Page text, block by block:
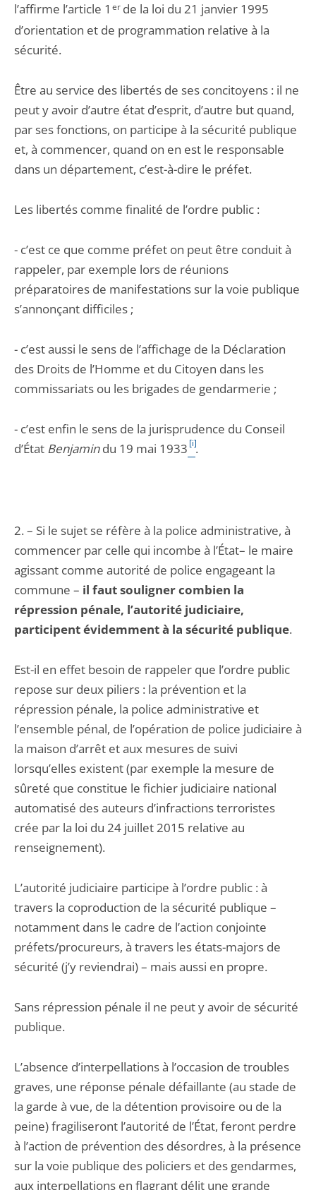
l’affirme l’article 1 erde la loi du 21 janvier 1995
d’orientation et de programmation relative à la
sécurité.
Être au service des libertés de ses concitoyens : il ne
peut y avoir d’autre état d’esprit, d’autre but quand,
par ses fonctions, on participe à la sécurité publique
et, à commencer, quand on en est le responsable
dans un département, c’est-à-dire le préfet.
Les libertés comme finalité de l’ordre public :
- c’est ce que comme préfet on peut être conduit à
rappeler, par exemple lors de réunions
préparatoires de manifestations sur la voie publique
s’annonçant difficiles ;
- c’est aussi le sens de l’affichage de la Déclaration
des Droits de l’Homme et du Citoyen dans les
commissariats ou les brigades de gendarmerie ;
- c’est enfin le sens de la jurisprudence du Conseil
d’État Benjamindu 19 mai 1933 [i].
2. – Si le sujet se réfère à la police administrative, à
commencer par celle qui incombe à l’État– le maire
agissant comme autorité de police engageant la
commune – il faut souligner combien la
répression pénale, l’autorité judiciaire,
participent évidemment à la sécurité publique.
Est-il en effet besoin de rappeler que l’ordre public
repose sur deux piliers : la prévention et la
répression pénale, la police administrative et
l’ensemble pénal, de l’opération de police judi­ciaire à
la maison d’arrêt et aux mesures de suivi
lorsqu’elles existent (par exemple la mesure de
sûreté que constitue le fichier judiciaire national
automatisé des auteurs d’infractions terroristes
crée par la loi du 24 juillet 2015 relative au
renseignement).
L’autorité judiciaire participe à l’ordre public : à
travers la coproduction de la sécurité publique –
notamment dans le cadre de l’action conjointe
préfets/procureurs, à travers les états-majors de
sécurité (j’y reviendrai) – mais aussi en propre.
Sans répression pénale il ne peut y avoir de sécurité
publique.
L’absence d’interpellations à l’occasion de troubles
graves, une réponse pénale défaillante (au stade de
la garde à vue, de la détention provisoire ou de la
peine) fragiliseront l’autorité de l’État, feront perdre
à l’action de prévention des désordres, à la présence
sur la voie publique des policiers et des gendarmes,
aux interpellations en flagrant délit une grande